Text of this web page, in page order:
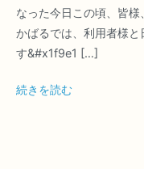
なった今日この頃、皆
かばるでは、利用者様
す&#x1f9e1 […]
続きを読む